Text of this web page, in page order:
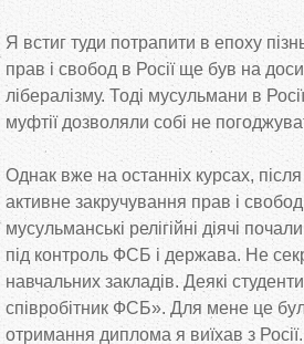
Я встиг туди потрапити в епоху
прав і свобод в Росії ще був на
лібералізму. Тоді мусульмани в
муфтії дозволяли собі не
Однак вже на останніх курсах,
активне закручування прав і
мусульманські релігійні діячі
під контроль ФСБ і держава. Не
навчальних закладів. Деякі
співробітник ФСБ». Для мене це
отримання диплома я виїхав з Росії.